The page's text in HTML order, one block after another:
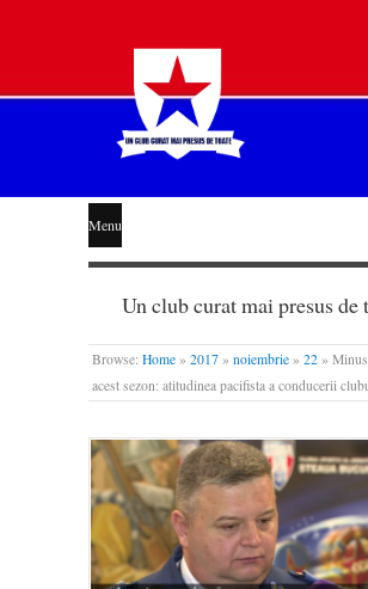
STEAUA
LIBERĂ
Menu
Un club curat mai presus de
Browse: Home » 2017 » noiembrie » 22 »
acest sezon: atitudinea pacifista a conducerii